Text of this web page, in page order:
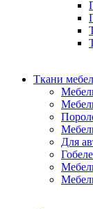
Ткани
Для